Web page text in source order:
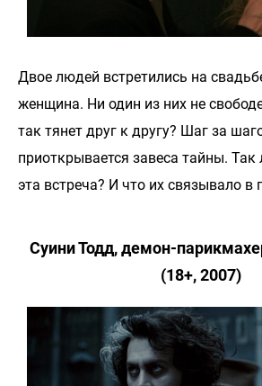
Двое людей встретились на
женщина. Ни один из них не
так тянет друг к другу? Шаг за
приоткрывается завеса тайны. Так
эта встреча? И что их связывало в
Суини Тодд, демон-
(18+, 2007)